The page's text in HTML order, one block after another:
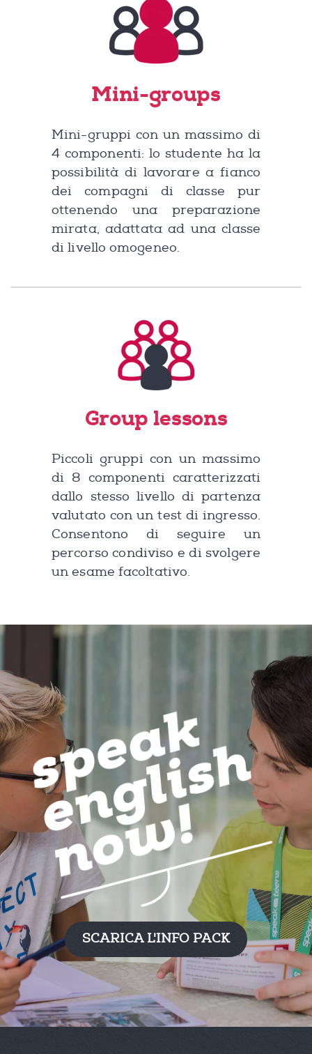
Mini-groups
Mini-gruppi con un massimo di
4 componenti: lo studente ha la
possibilità di lavorare a fianco
dei compagni di classe pur
ottenendo una preparazione
mirata, adattata ad una classe
di livello omogeneo.
Group lessons
Piccoli gruppi con un massimo
di 8 componenti caratterizzati
dallo stesso livello di partenza
valutato con un test di ingresso.
Consentono di seguire un
percorso condiviso e di svolgere
un esame facoltativo.
SCARICA L'INFO PACK